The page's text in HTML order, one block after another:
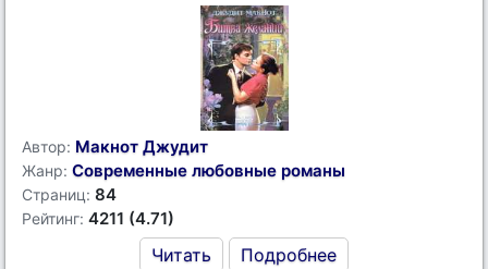
Автор: Макнот Джудит
Жанр: Современные любовные романы
Страниц: 84
Рейтинг: 4211 (4.71)
Читать Подробнее